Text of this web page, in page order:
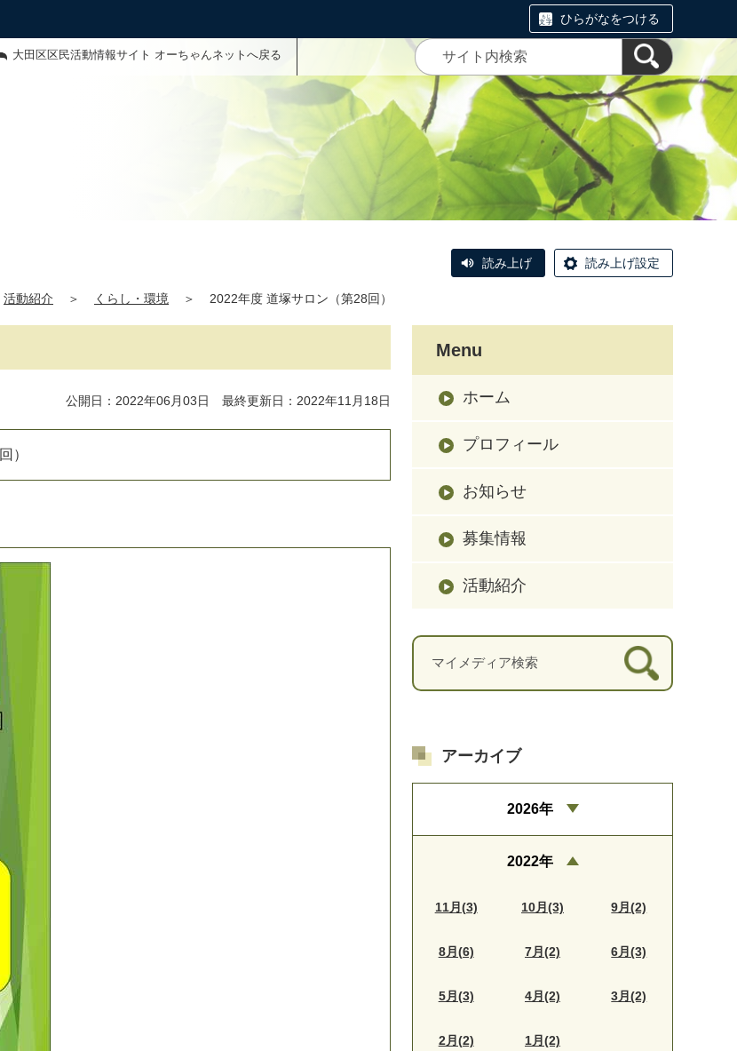
ひらがなをつける
大田区区民活動情報サイト オーちゃんネットへ戻る
読み上げ 読み上げ設定
活動紹介 ＞ くらし・環境 ＞ 2022年度 道塚サロン（第28回）
公開日：2022年06月03日 最終更新日：2022年11月18日
回 ）
Menu
ホーム
プロフィール
お知らせ
募集情報
活動紹介
アーカイブ
2026年
2022年
11月(3) 10月(3) 9月(2)
8月(6) 7月(2) 6月(3)
5月(3) 4月(2) 3月(2)
2月(2) 1月(2)